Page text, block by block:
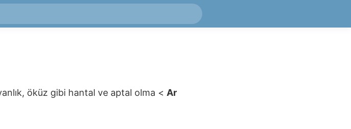
öküz gibi hantal ve aptal olma < Ar